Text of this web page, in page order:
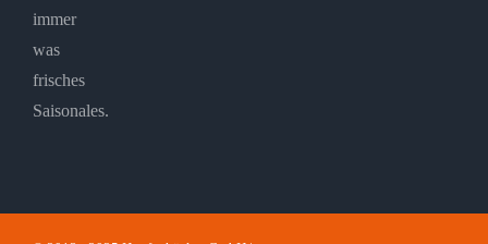
immer
was
frisches
Saisonales.